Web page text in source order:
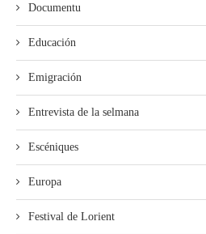
Documentu
Educación
Emigración
Entrevista de la selmana
Escéniques
Europa
Festival de Lorient